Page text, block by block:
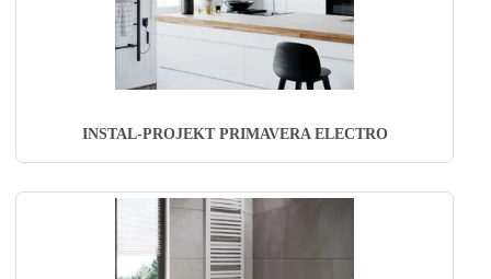
INSTAL-PROJEKT PRIMAVERA ELECTRO